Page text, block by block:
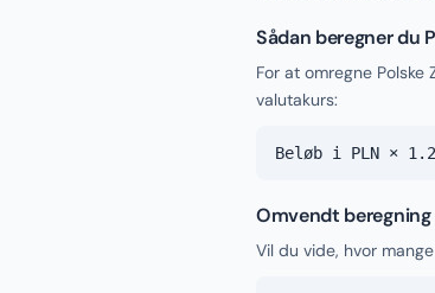
Sådan beregner du
For at omregne
valutakurs:
Beløb i PLN ×
Omvendt beregning
Vil du vide, hvor